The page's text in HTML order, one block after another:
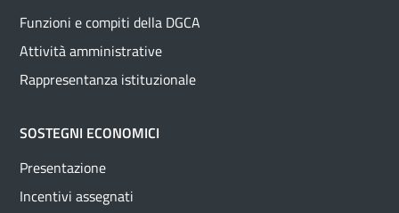
Funzioni e compiti della DGCA
Attività amministrative
Rappresentanza istituzionale
SOSTEGNI ECONOMICI
Presentazione
Incentivi assegnati